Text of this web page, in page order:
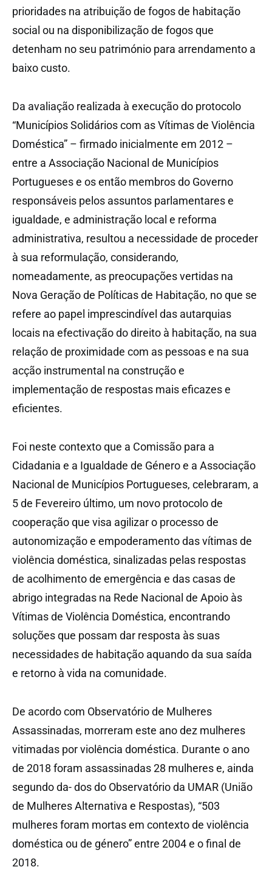
prioridades na atribuição de fogos de habitação
social ou na disponibilização de fogos que
detenham no seu património para arrendamento a
baixo custo.
Da avaliação realizada à execução do protocolo
“Municípios Solidários com as Vítimas de Violência
Doméstica” – firmado inicialmente em 2012 –
entre a Associação Nacional de Municípios
Portugueses e os então membros do Governo
responsáveis pelos assuntos parlamentares e
igualdade, e administração local e reforma
administrativa, resultou a necessidade de proceder
à sua reformulação, considerando,
nomeadamente, as preocupações vertidas na
Nova Geração de Políticas de Habitação, no que se
refere ao papel imprescindível das autarquias
locais na efectivação do direito à habitação, na sua
relação de proximidade com as pessoas e na sua
acção instrumental na construção e
implementação de respostas mais eficazes e
eficientes.
Foi neste contexto que a Comissão para a
Cidadania e a Igualdade de Género e a Associação
Nacional de Municípios Portugueses, celebraram, a
5 de Fevereiro último, um novo protocolo de
cooperação que visa agilizar o processo de
autonomização e empoderamento das vítimas de
violência doméstica, sinalizadas pelas respostas
de acolhimento de emergência e das casas de
abrigo integradas na Rede Nacional de Apoio às
Vítimas de Violência Doméstica, encontrando
soluções que possam dar resposta às suas
necessidades de habitação aquando da sua saída
e retorno à vida na comunidade.
De acordo com Observatório de Mulheres
Assassinadas, morreram este ano dez mulheres
vitimadas por violência doméstica. Durante o ano
de 2018 foram assassinadas 28 mulheres e, ainda
segundo da- dos do Observatório da UMAR (União
de Mulheres Alternativa e Respostas), “503
mulheres foram mortas em contexto de violência
doméstica ou de género” entre 2004 e o final de
2018.